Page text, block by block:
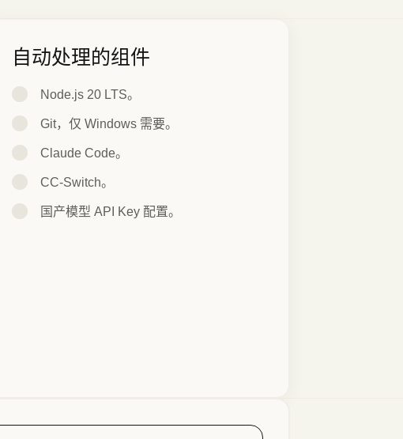
自动处理的组件
Node.js 20 LTS。
Git，仅 Windows 需要。
Claude Code。
CC-Switch。
国产模型 API Key 配置。